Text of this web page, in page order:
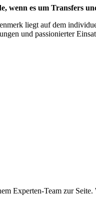
wenn es um Transfers
liegt auf dem
und passionierter
Experten-Team zur Seite.